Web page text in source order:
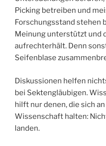
Picking betreiben und
Forschungsstand stehen
Meinung unterstützt und
aufrechterhält. Denn
Seifenblase
Diskussionen helfen
bei Sektengläubigen.
hilft nur denen, die sich
Wissenschaft halten:
landen.